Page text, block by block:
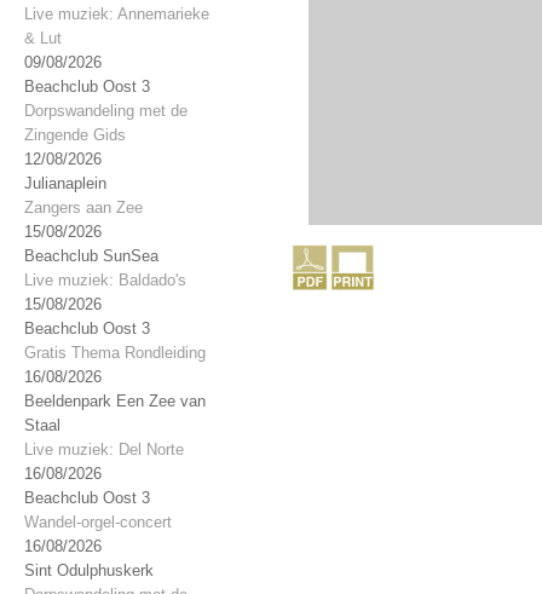
Live muziek: Annemarieke
& Lut
09/08/2026
Beachclub Oost 3
Dorpswandeling met de
Zingende Gids
12/08/2026
Julianaplein
Zangers aan Zee
15/08/2026
Beachclub SunSea
Live muziek: Baldado's
15/08/2026
Beachclub Oost 3
Gratis Thema Rondleiding
16/08/2026
Beeldenpark Een Zee van
Staal
Live muziek: Del Norte
16/08/2026
Beachclub Oost 3
Wandel-orgel-concert
16/08/2026
Sint Odulphuskerk